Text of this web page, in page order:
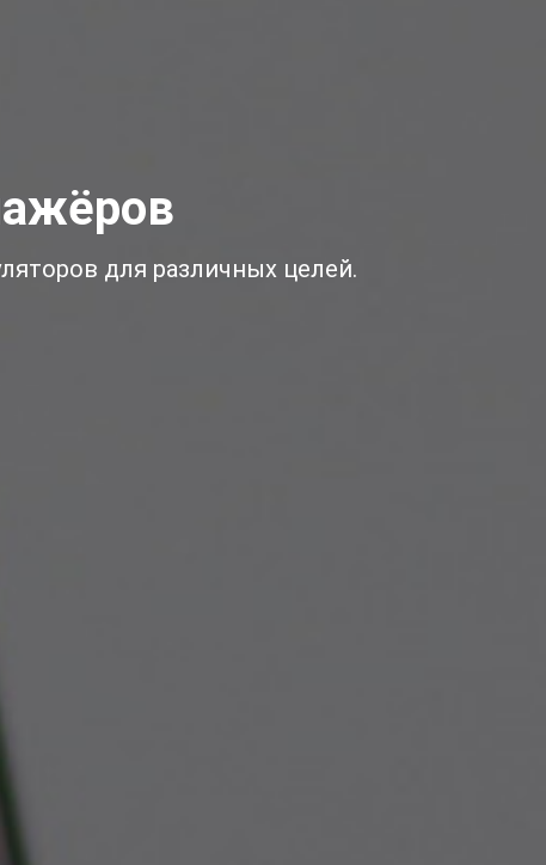
для различных целей.